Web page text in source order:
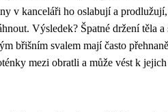
v kanceláři ho oslabují a
Výsledek? Špatné držení těla a
břišním svalem mají často
mezi obratli a může vést k jejich